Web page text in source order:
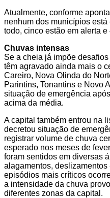
Atualmente, conforme
nenhum dos municípios
todo, cinco estão em alerta e
Chuvas intensas
Se a cheia já impõe
têm agravado ainda mais o
Careiro, Nova Olinda do
Parintins, Tonantins e Novo
situação de emergência
acima da média.
A capital também entrou na
decretou situação de
registrar volume de chuva
esperado nos meses de
foram sentidos em diversas
alagamentos,
episódios mais críticos
a intensidade da chuva
diferentes zonas da capital.